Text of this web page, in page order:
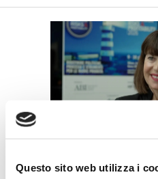
Questo sito web utilizza i
Petrella (BPER